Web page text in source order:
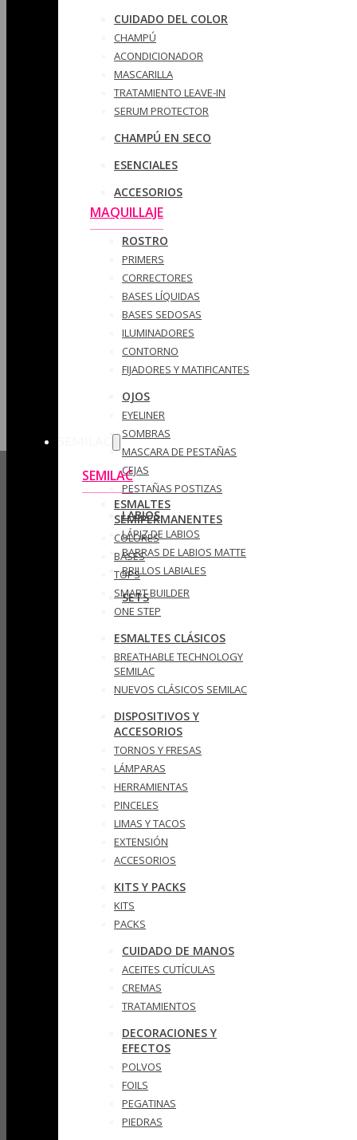
CUIDADO DEL COLOR
CHAMPÚ
ACONDICIONADOR
MASCARILLA
TRATAMIENTO LEAVE-IN
SERUM PROTECTOR
CHAMPÚ EN SECO
ESENCIALES
ACCESORIOS
MAQUILLAJE
ROSTRO
PRIMERS
CORRECTORES
BASES LÍQUIDAS
BASES SEDOSAS
ILUMINADORES
CONTORNO
FIJADORES Y MATIFICANTES
OJOS
EYELINER
SOMBRAS
MASCARA DE PESTAÑAS
CEJAS
PESTAÑAS POSTIZAS
LABIOS
LÁPIZ DE LABIOS
BARRAS DE LABIOS MATTE
BRILLOS LABIALES
SETS
SEMILAC
ESMALTES
SEMIPERMANENTES
COLORES
BASES
TOPS
SMART BUILDER
ONE STEP
ESMALTES CLÁSICOS
BREATHABLE TECHNOLOGY
SEMILAC
NUEVOS CLÁSICOS SEMILAC
DISPOSITIVOS Y
ACCESORIOS
TORNOS Y FRESAS
LÁMPARAS
HERRAMIENTAS
PINCELES
LIMAS Y TACOS
EXTENSIÓN
ACCESORIOS
KITS Y PACKS
KITS
PACKS
CUIDADO DE MANOS
ACEITES CUTÍCULAS
CREMAS
TRATAMIENTOS
DECORACIONES Y
EFECTOS
POLVOS
FOILS
PEGATINAS
PIEDRAS